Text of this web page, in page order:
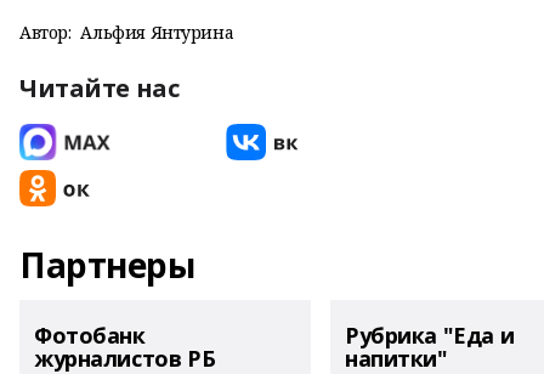
Автор: Альфия Янтурина
Читайте нас
Партнеры
Фотобанк
журналистов РБ
Рубрика "Еда и
напитки"